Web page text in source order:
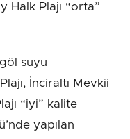
Halk Plajı “orta”
suyu
İnciraltı Mevkii
“iyi” kalite
yapılan